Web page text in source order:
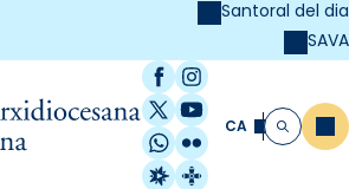
Santoral del dia
SAVA
Facebook
Instagram
X / Twitter
YouTube
WhatsApp
Flickr
Radio Estel
Catalunya
CA Cerca